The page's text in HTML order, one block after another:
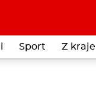
Sport Z kraje